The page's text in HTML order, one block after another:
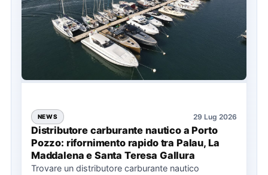
NEWS 29 Lug 2026
Distributore carburante nautico a Porto
Pozzo: rifornimento rapido tra Palau, La
Maddalena e Santa Teresa Gallura
Trovare un distributore carburante nautico